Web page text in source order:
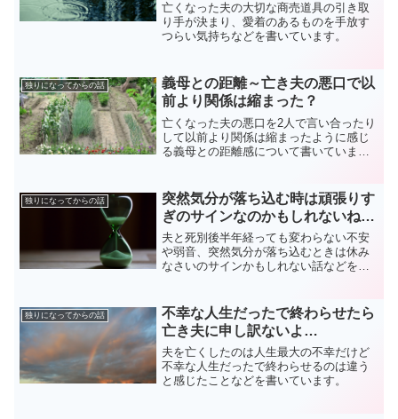
亡くなった夫の大切な商売道具の引き取
り手が決まり、愛着のあるものを手放す
つらい気持ちなどを書いています。
独りになってからの話
義母との距離～亡き夫の悪口で以
前より関係は縮まった？
亡くなった夫の悪口を2人で言い合ったり
して以前より関係は縮まったように感じ
る義母との距離感について書いていま
独りになってからの話
突然気分が落ち込む時は頑張りす
ぎのサインなのかもしれないね…
夫と死別後半年経っても変わらない不安
や弱音、突然気分が落ち込むときは休み
なさいのサインかもしれない話などを綴
独りになってからの話
不幸な人生だったで終わらせたら
亡き夫に申し訳ないよ…
夫を亡くしたのは人生最大の不幸だけど
不幸な人生だったで終わらせるのは違う
と感じたことなどを書いています。